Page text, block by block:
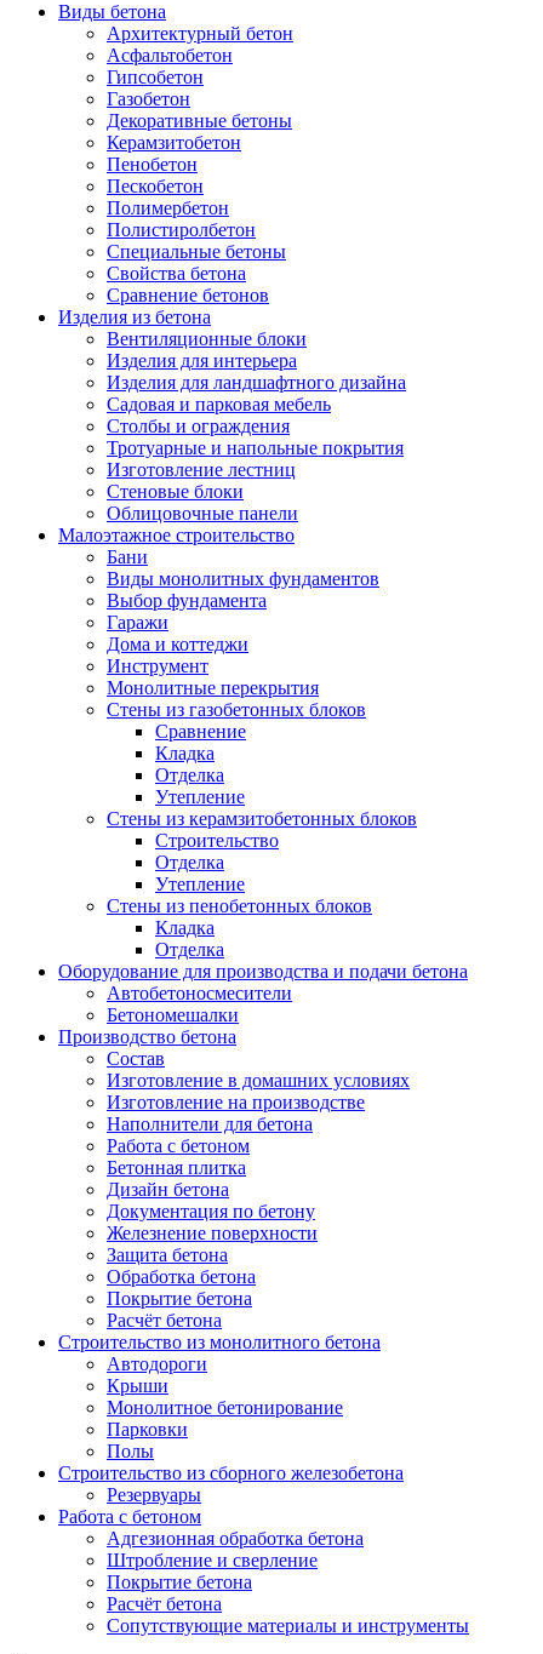
Виды бетона
Архитектурный бетон
Асфальтобетон
Гипсобетон
Газобетон
Декоративные бетоны
Керамзитобетон
Пенобетон
Пескобетон
Полимербетон
Полистиролбетон
Специальные бетоны
Свойства бетона
Сравнение бетонов
Изделия из бетона
Вентиляционные блоки
Изделия для интерьера
Изделия для ландшафтного дизайна
Садовая и парковая мебель
Столбы и ограждения
Тротуарные и напольные покрытия
Изготовление лестниц
Стеновые блоки
Облицовочные панели
Малоэтажное строительство
Бани
Виды монолитных фундаментов
Выбор фундамента
Гаражи
Дома и коттеджи
Инструмент
Монолитные перекрытия
Стены из газобетонных блоков
Сравнение
Кладка
Отделка
Утепление
Стены из керамзитобетонных блоков
Строительство
Отделка
Утепление
Стены из пенобетонных блоков
Кладка
Отделка
Оборудование для производства и подачи бетона
Автобетоносмесители
Бетономешалки
Производство бетона
Состав
Изготовление в домашних условиях
Изготовление на производстве
Наполнители для бетона
Работа с бетоном
Бетонная плитка
Дизайн бетона
Документация по бетону
Железнение поверхности
Защита бетона
Обработка бетона
Покрытие бетона
Расчёт бетона
Строительство из монолитного бетона
Автодороги
Крыши
Монолитное бетонирование
Парковки
Полы
Строительство из сборного железобетона
Резервуары
Работа с бетоном
Адгезионная обработка бетона
Штробление и сверление
Покрытие бетона
Расчёт бетона
Сопутствующие материалы и инструменты